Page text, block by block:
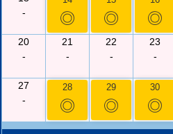
-
◎ ◎ ◎
20
-
21
-
22
-
23
-
27
-
28
◎
29
◎
30
◎